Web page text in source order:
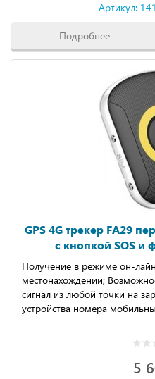
Артикул:
Подробнее
GPS 4G трекер FA29
с кнопкой SOS и
Получение в режиме он-
местонахождении;
сигнал из любой точки на
устройства номера
5